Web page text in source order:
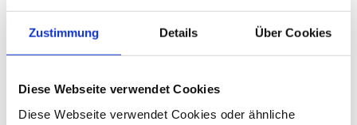
Zustimmung Details Über Cookies
Diese Webseite verwendet Cookies
Diese Webseite verwendet Cookies oder ähnliche
Brigitte Schultes